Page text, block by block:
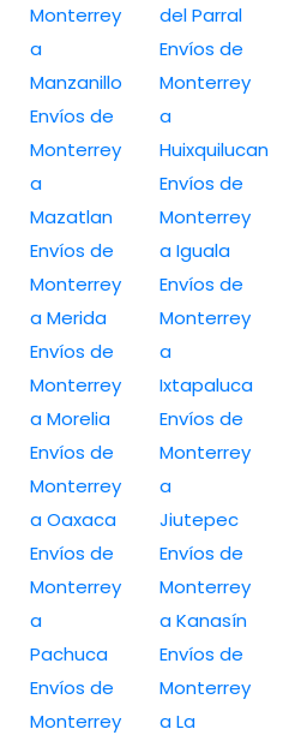
Monterrey
a
Manzanillo
Envíos de
Monterrey
a
Mazatlan
Envíos de
Monterrey
a Merida
Envíos de
Monterrey
a Morelia
Envíos de
Monterrey
a Oaxaca
Envíos de
Monterrey
a
Pachuca
Envíos de
Monterrey
del Parral
Envíos de
Monterrey
a
Huixquilucan
Envíos de
Monterrey
a Iguala
Envíos de
Monterrey
a
Ixtapaluca
Envíos de
Monterrey
a
Jiutepec
Envíos de
Monterrey
a Kanasín
Envíos de
Monterrey
a La